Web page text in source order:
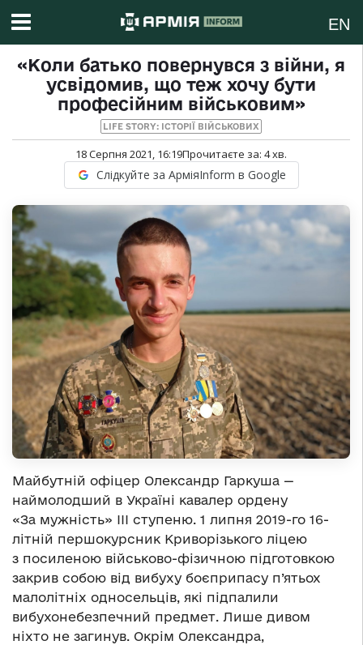
EN
«Коли батько повернувся з війни, я
усвідомив, що теж хочу бути
професійним військовим»
LIFE STORY: ІСТОРІЇ ВІЙСЬКОВИХ
18 Серпня 2021, 16:19Прочитаєте за: 4хв.
Слідкуйте за АрміяInform в Google
Майбутній офіцер Олександр Гаркуша —
наймолодший в Україні кавалер ордену
«За мужність» ІІІ ступеню. 1 липня 2019-го 16-
літній першокурсник Криворізького ліцею
з посиленою військово-фізичною підготовкою
закрив собою від вибуху боєприпасу п’ятьох
малолітніх односельців, які підпалили
вибухонебезпечний предмет. Лише дивом
ніхто не загинув. Окрім Олександра,